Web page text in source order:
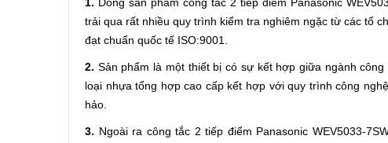
trải qua rất nhiều quy trình kiểm tra nghiêm ngặc từ các tổ
đạt chuẩn quốc tế ISO:9001.
2. Sản phẩm là một thiết bị có sự kết hợp giữa ngành
loại nhựa tổng hợp cao cấp kết hợp với quy trình công
hảo.
3. Ngoài ra công tắc 2 tiếp điểm Panasonic WEV5033-